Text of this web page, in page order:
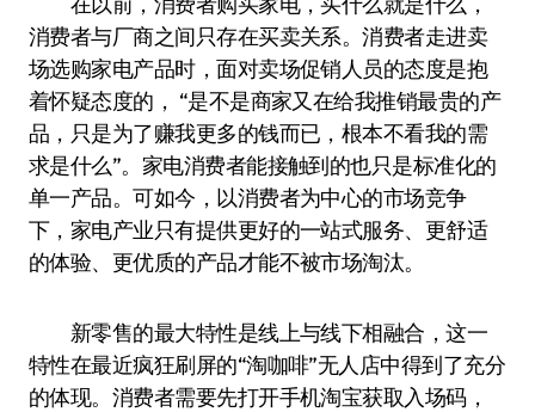
消费者与厂商之间只存在买卖关系。消费者走进卖
场选购家电产品时，面对卖场促销人员的态度是抱
着怀疑态度的， “是不是商家又在给我推销最贵的产
品，只是为了赚我更多的钱而已，根本不看我的需
求是什么”。家电消费者能接触到的也只是标准化的
单一产品。可如今，以消费者为中心的市场竞争
下，家电产业只有提供更好的一站式服务、更舒适
的体验、更优质的产品才能不被市场淘汰。
新零售的最大特性是线上与线下相融合，这一
特性在最近疯狂刷屏的“淘咖啡”无人店中得到了充分
的体现。消费者需要先打开手机淘宝获取入场码，